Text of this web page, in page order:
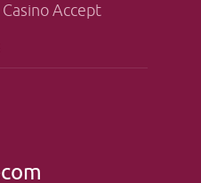
Accept